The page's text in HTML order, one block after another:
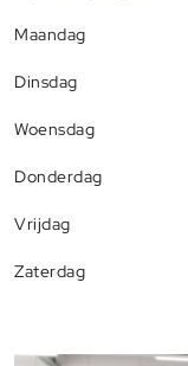
Maandag
Dinsdag
Woensdag
Donderdag
Vrijdag
Zaterdag